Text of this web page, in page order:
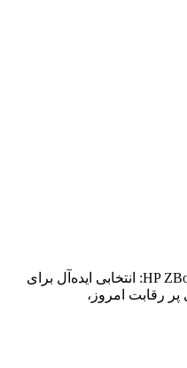
خرید لپتاپ دسته دوم HP ZBook Studio G4: انتخابی ایده‌آل برای
رقابت امروز،